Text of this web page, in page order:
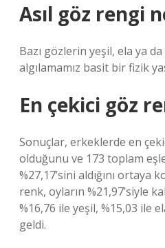
Asıl göz rengi
Bazı gözlerin yeşil, ela ya
algılamamız basit bir fizik
En çekici göz
Sonuçlar, erkeklerde en
olduğunu ve 173 toplam
%27,17’sini aldığını ortaya
renk, oyların %21,97’siyle
%16,76 ile yeşil, %15,03 ile
geldi.